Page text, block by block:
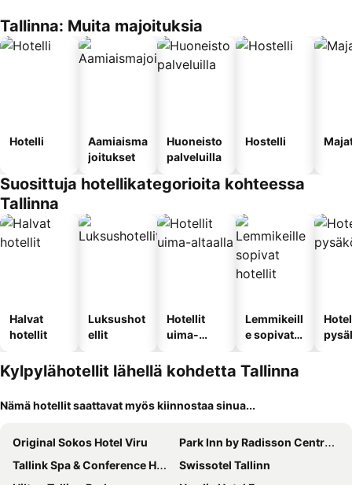
Tallinna: Muita majoituksia
Hotelli
Aamiaisma
joitukset
Huoneisto
palveluilla
Hostelli
Suosittuja hotellikategorioita kohteessa
Tallinna
Halvat
hotellit
Luksushot
ellit
Hotellit
uima-
Lemmikeill
e sopivat
Kylpylähotellit lähellä kohdetta Tallinna
Nämä hotellit saattavat myös kiinnostaa sinua...
Original Sokos Hotel Viru
Park Inn by Radisson Central Tallinn
Tallink Spa & Conference Hotel
Swissotel Tallinn